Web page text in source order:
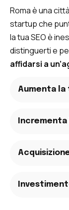
Roma è una
startup che
la tua SEO è
distinguerti e
affidarsi a
Aumenta la